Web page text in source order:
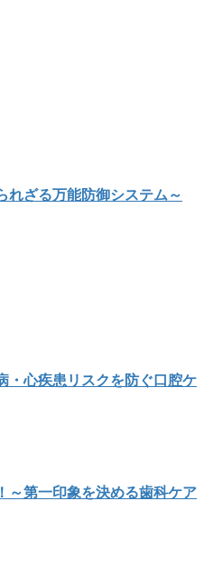
れざる万能防御システム～
・心疾患リスクを防ぐ口腔ケ
～第一印象を決める歯科ケア